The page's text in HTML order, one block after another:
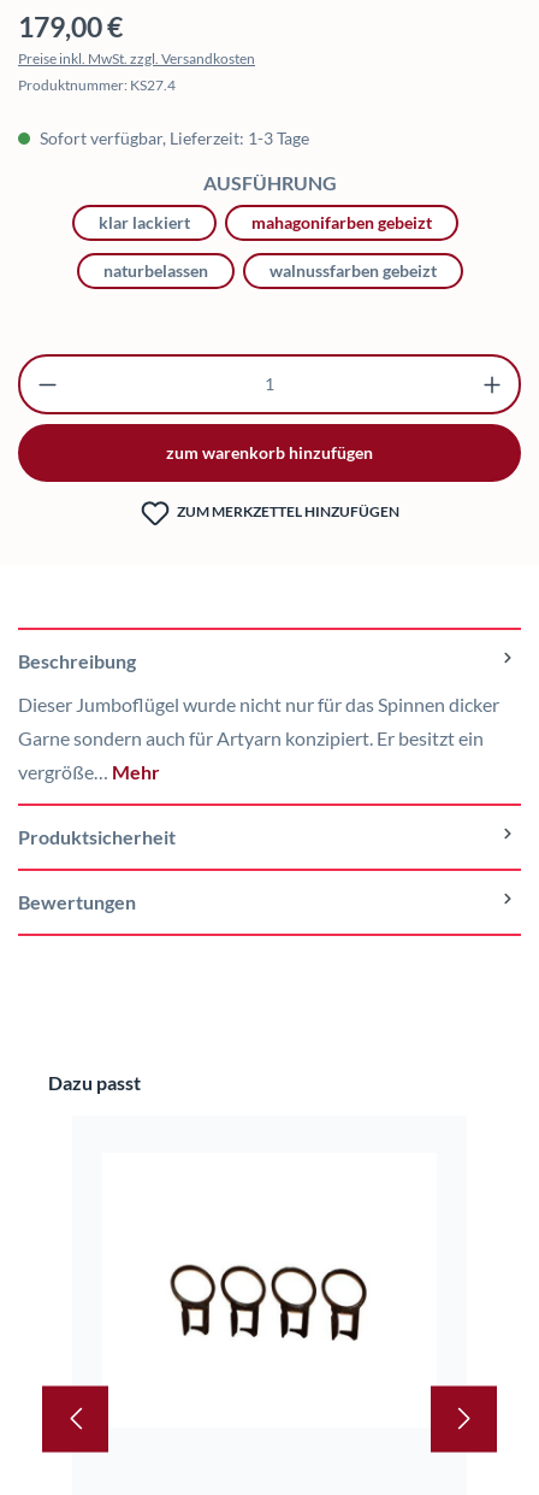
Regulärer Preis:
179,00 €
Preise inkl. MwSt. zzgl. Versandkosten
Produktnummer: KS27.4
Sofort verfügbar, Lieferzeit: 1-3 Tage
AUSFÜHRUNGAUSWÄHLEN
klar lackiert mahagonifarben gebeizt
naturbelassen walnussfarben gebeizt
Produkt Anzahl: Gib den gewünschten Wert
zum warenkorb hinzufügen
ZUM MERKZETTEL HINZUFÜGEN
Beschreibung
Dieser Jumboflügel wurde nicht nur für das Spinnen dicker
Garne sondern auch für Artyarn konzipiert. Er besitzt ein
vergröße… Mehr
Produktsicherheit
Bewertungen
Produktgalerie überspringen
Dazu passt